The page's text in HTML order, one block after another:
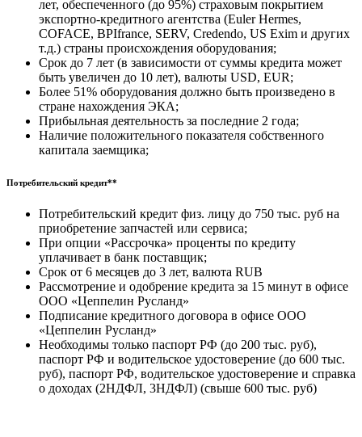
лет, обеспеченного (до 95%) страховым покрытием
экспортно-кредитного агентства (Euler Hermes,
COFACE, BPIfrance, SERV, Credendo, US Exim и других
т.д.) страны происхождения оборудования;
Срок до 7 лет (в зависимости от суммы кредита может
быть увеличен до 10 лет), валюты USD, EUR;
Более 51% оборудования должно быть произведено в
стране нахождения ЭКА;
Прибыльная деятельность за последние 2 года;
Наличие положительного показателя собственного
капитала заемщика;
Потребительский кредит**
Потребительский кредит физ. лицу до 750 тыс. руб на
приобретение запчастей или сервиса;
При опции «Рассрочка» проценты по кредиту
уплачивает в банк поставщик;
Срок от 6 месяцев до 3 лет, валюта RUB
Рассмотрение и одобрение кредита за 15 минут в офисе
ООО «Цеппелин Русланд»
Подписание кредитного договора в офисе ООО
«Цеппелин Русланд»
Необходимы только паспорт РФ (до 200 тыс. руб),
паспорт РФ и водительское удостоверение (до 600 тыс.
руб), паспорт РФ, водительское удостоверение и справка
о доходах (2НДФЛ, 3НДФЛ) (свыше 600 тыс. руб)